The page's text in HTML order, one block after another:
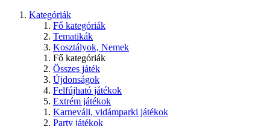
Kategóriák
Fő kategóriák
Tematikák
Kosztályok, Nemek
Fő kategóriák
Összes játék
Újdonságok
Felfújható játékok
Extrém játékok
Karneváli, vidámparki játékok
Party játékok